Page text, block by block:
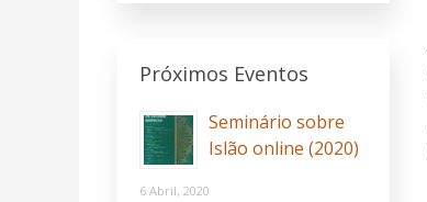
Próximos Eventos
Seminário sobre
Islão online (2020)
6 Abril, 2020